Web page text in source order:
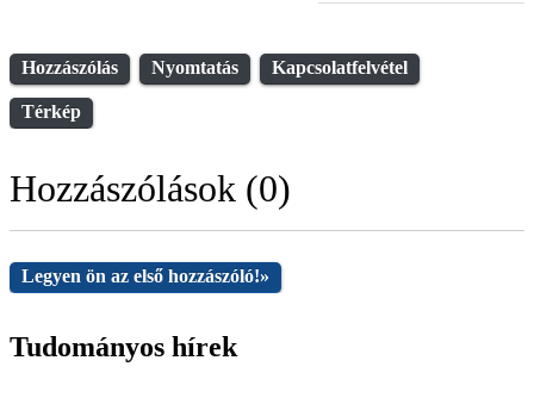
Hozzászólás Nyomtatás Kapcsolatfelvétel
Térkép
Hozzászólások (0)
Legyen ön az első hozzászóló!»
Tudományos hírek